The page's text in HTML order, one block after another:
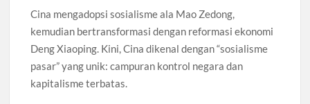
Cina mengadopsi sosialisme ala Mao Zedong,
kemudian bertransformasi dengan reformasi ekonomi
Deng Xiaoping. Kini, Cina dikenal dengan “sosialisme
pasar” yang unik: campuran kontrol negara dan
kapitalisme terbatas.